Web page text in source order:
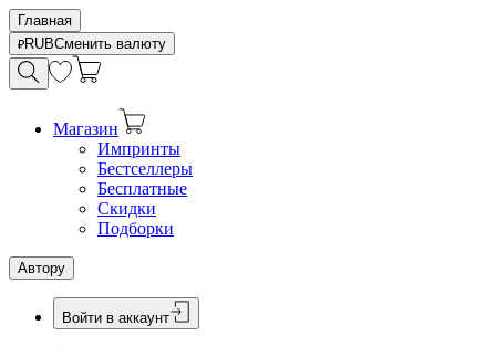
Главная
RUBСменить валюту
Магазин
Импринты
Бестселлеры
Бесплатные
Скидки
Подборки
Автору
Войти в аккаунт